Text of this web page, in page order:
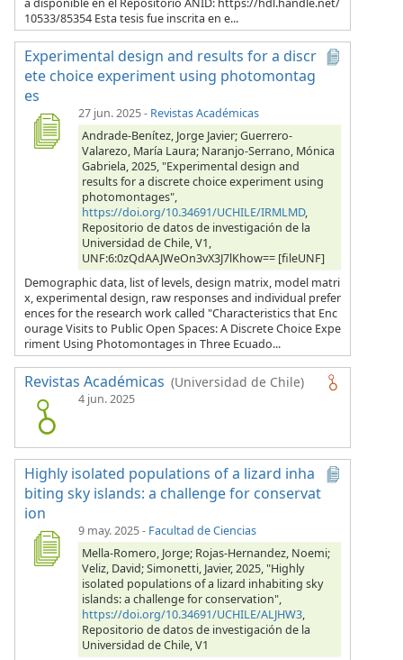
10533/85354 Esta tesis fue inscrita en e...
Experimental design and results for a discr
ete choice experiment using photomontag
es
27 jun. 2025- Revistas Académicas
Andrade-Benítez, Jorge Javier; Guerrero-
Valarezo, María Laura; Naranjo-Serrano, Mónica
Gabriela, 2025, "Experimental design and
results for a discrete choice experiment using
photomontages",
https://doi.org/10.34691/UCHILE/IRMLMD,
Repositorio de datos de investigación de la
Universidad de Chile, V1,
UNF:6:0zQdAAJWeOn3vX3J7lKhow== [fileUNF]
Demographic data, list of levels, design matrix, model matri
x, experimental design, raw responses and individual prefer
ences for the research work called "Characteristics that Enc
ourage Visits to Public Open Spaces: A Discrete Choice Expe
riment Using Photomontages in Three Ecuado...
Revistas Académicas (Universidad de Chile)
4 jun. 2025
Highly isolated populations of a lizard inha
biting sky islands: a challenge for conservat
ion
9 may. 2025- Facultad de Ciencias
Mella-Romero, Jorge; Rojas-Hernandez, Noemi;
Veliz, David; Simonetti, Javier, 2025, "Highly
isolated populations of a lizard inhabiting sky
islands: a challenge for conservation",
https://doi.org/10.34691/UCHILE/ALJHW3,
Repositorio de datos de investigación de la
Universidad de Chile, V1